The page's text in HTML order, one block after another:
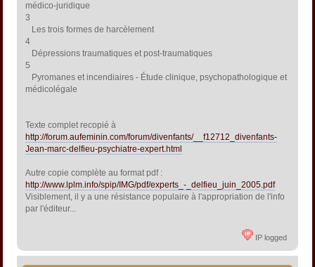
médico-juridique
3
Les trois formes de harcèlement
4
Dépressions traumatiques et post-traumatiques
5
Pyromanes et incendiaires - Étude clinique, psychopathologique et
médicolégale
Texte complet recopié à
http://forum.aufeminin.com/forum/divenfants/__f12712_divenfants-
Jean-marc-delfieu-psychiatre-expert.html
Autre copie complète au format pdf :
http://www.lplm.info/spip/IMG/pdf/experts_-_delfieu_juin_2005.pdf
Visiblement, il y a une résistance populaire à l'appropriation de l'info
par l'éditeur...
IP logged